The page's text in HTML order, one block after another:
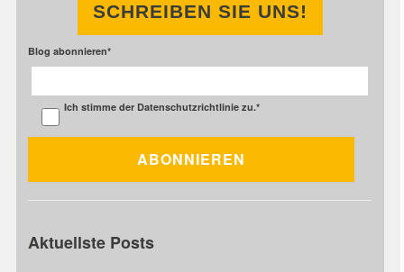
SCHREIBEN SIE UNS!
Blog abonnieren*
Ich stimme der Datenschutzrichtlinie zu.*
Aktuellste Posts